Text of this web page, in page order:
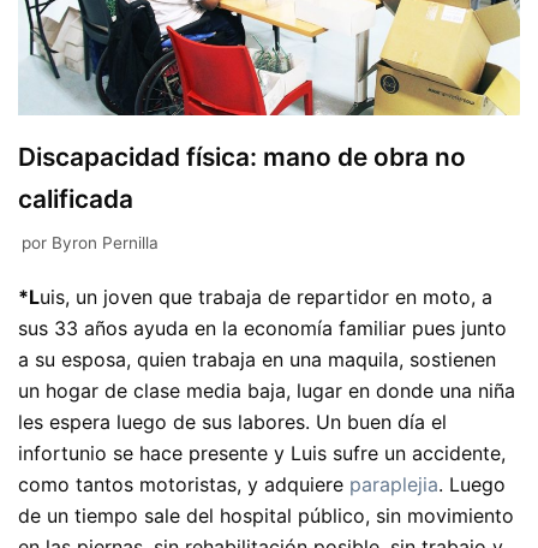
Discapacidad física: mano de obra no
calificada
por Byron Pernilla
*Luis, un joven que trabaja de repartidor en moto, a
sus 33 años ayuda en la economía familiar pues junto
a su esposa, quien trabaja en una maquila, sostienen
un hogar de clase media baja, lugar en donde una niña
les espera luego de sus labores. Un buen día el
infortunio se hace presente y Luis sufre un accidente,
como tantos motoristas, y adquiere paraplejia. Luego
de un tiempo sale del hospital público, sin movimiento